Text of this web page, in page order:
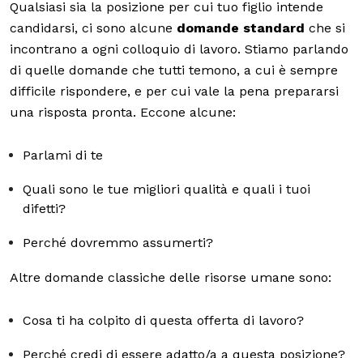
Qualsiasi sia la posizione per cui tuo figlio intende
candidarsi, ci sono alcune domande standard che si
incontrano a ogni colloquio di lavoro. Stiamo parlando
di quelle domande che tutti temono, a cui è sempre
difficile rispondere, e per cui vale la pena prepararsi
una risposta pronta. Eccone alcune:
Parlami di te
Quali sono le tue migliori qualità e quali i tuoi
difetti?
Perché dovremmo assumerti?
Altre domande classiche delle risorse umane sono:
Cosa ti ha colpito di questa offerta di lavoro?
Perché credi di essere adatto/a a questa posizione?